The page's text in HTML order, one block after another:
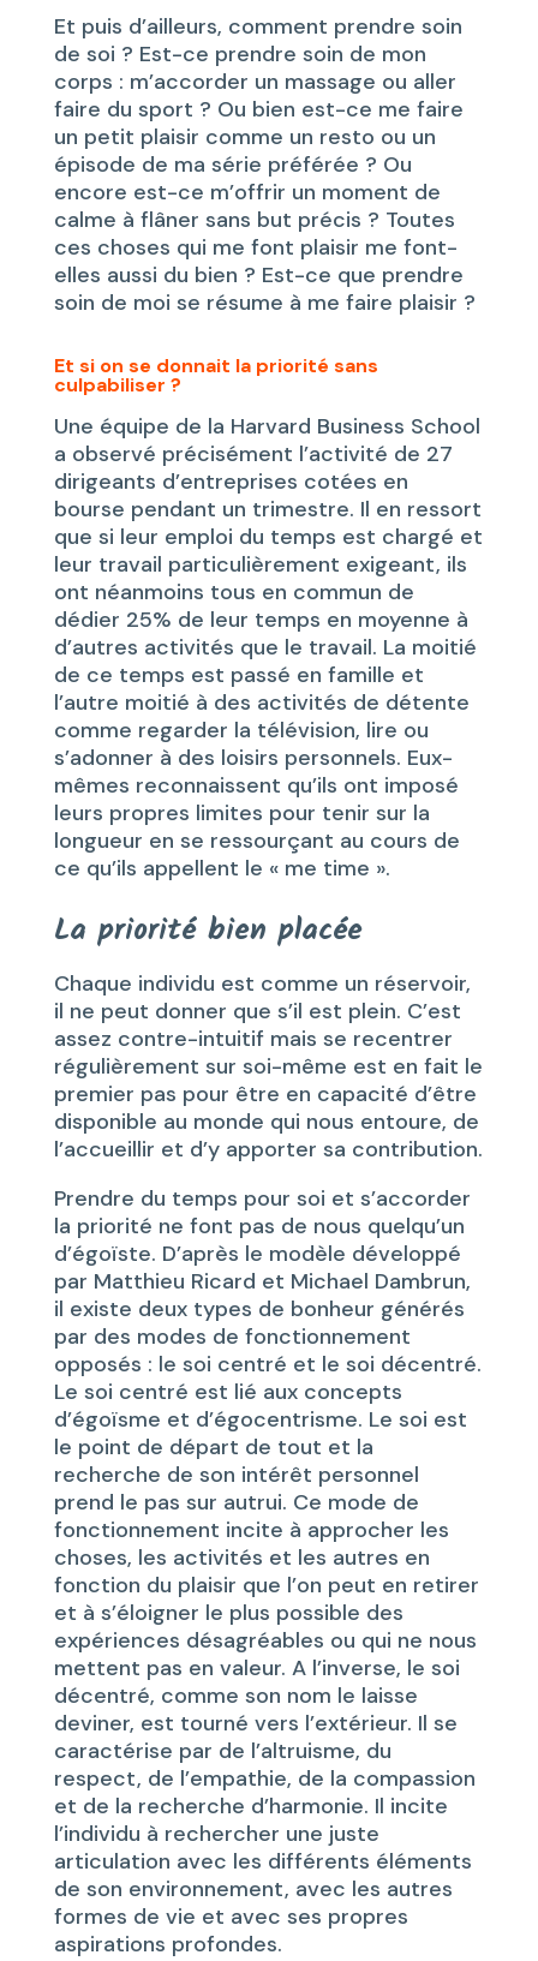
Et puis d’ailleurs, comment prendre soin
de soi ? Est-ce prendre soin de mon
corps : m’accorder un massage ou aller
faire du sport ? Ou bien est-ce me faire
un petit plaisir comme un resto ou un
épisode de ma série préférée ? Ou
encore est-ce m’offrir un moment de
calme à flâner sans but précis ? Toutes
ces choses qui me font plaisir me font-
elles aussi du bien ? Est-ce que prendre
soin de moi se résume à me faire plaisir ?
Et si on se donnait la priorité sans
culpabiliser ?
Une équipe de la Harvard Business School
a observé précisément l’activité de 27
dirigeants d’entreprises cotées en
bourse pendant un trimestre. Il en ressort
que si leur emploi du temps est chargé et
leur travail particulièrement exigeant, ils
ont néanmoins tous en commun de
dédier 25% de leur temps en moyenne à
d’autres activités que le travail. La moitié
de ce temps est passé en famille et
l’autre moitié à des activités de détente
comme regarder la télévision, lire ou
s’adonner à des loisirs personnels. Eux-
mêmes reconnaissent qu’ils ont imposé
leurs propres limites pour tenir sur la
longueur en se ressourçant au cours de
ce qu’ils appellent le « me time ».
La priorité bien placée
Chaque individu est comme un réservoir,
il ne peut donner que s’il est plein. C’est
assez contre-intuitif mais se recentrer
régulièrement sur soi-même est en fait le
premier pas pour être en capacité d’être
disponible au monde qui nous entoure, de
l’accueillir et d’y apporter sa contribution.
Prendre du temps pour soi et s’accorder
la priorité ne font pas de nous quelqu’un
d’égoïste. D’après le modèle développé
par Matthieu Ricard et Michael Dambrun,
il existe deux types de bonheur générés
par des modes de fonctionnement
opposés : le soi centré et le soi décentré.
Le soi centré est lié aux concepts
d’égoïsme et d’égocentrisme. Le soi est
le point de départ de tout et la
recherche de son intérêt personnel
prend le pas sur autrui. Ce mode de
fonctionnement incite à approcher les
choses, les activités et les autres en
fonction du plaisir que l’on peut en retirer
et à s’éloigner le plus possible des
expériences désagréables ou qui ne nous
mettent pas en valeur. A l’inverse, le soi
décentré, comme son nom le laisse
deviner, est tourné vers l’extérieur. Il se
caractérise par de l’altruisme, du
respect, de l’empathie, de la compassion
et de la recherche d’harmonie. Il incite
l’individu à rechercher une juste
articulation avec les différents éléments
de son environnement, avec les autres
formes de vie et avec ses propres
aspirations profondes.